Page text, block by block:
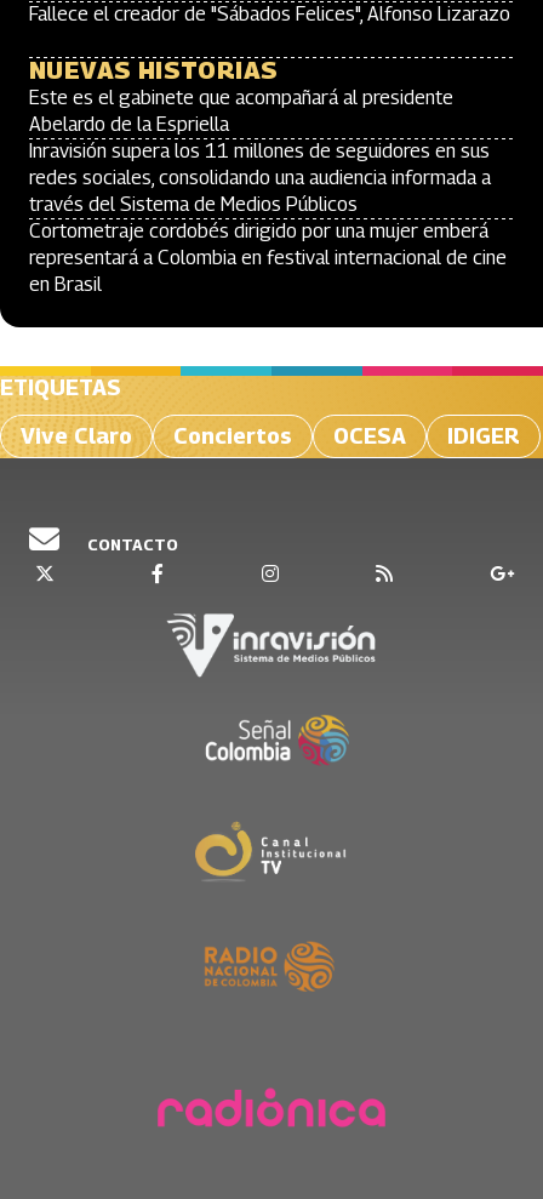
Fallece el creador de "Sábados Felices", Alfonso Lizarazo
NUEVAS HISTORIAS
Este es el gabinete que acompañará al presidente
Abelardo de la Espriella
Inravisión supera los 11 millones de seguidores en sus
redes sociales, consolidando una audiencia informada a
través del Sistema de Medios Públicos
Cortometraje cordobés dirigido por una mujer emberá
representará a Colombia en festival internacional de cine
en Brasil
ETIQUETAS
Vive Claro
Conciertos OCESA IDIGER
CONTACTO